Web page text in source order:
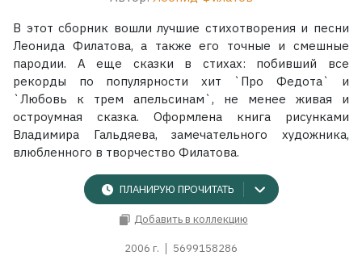
В этот сборник вошли лучшие стихотворения и песни
Леонида Филатова, а также его точные и смешные
пародии. А еще сказки в стихах: побивший все
рекорды по популярности хит `Про Федота` и
`Любовь к трем апельсинам`, не менее живая и
остроумная сказка. Оформлена книга рисунками
Владимира Гальдяева, замечательного художника,
влюбленного в творчество Филатова.
ПЛАНИРУЮ ПРОЧИТАТЬ
Добавить в коллекцию
2006 г. 5699158286